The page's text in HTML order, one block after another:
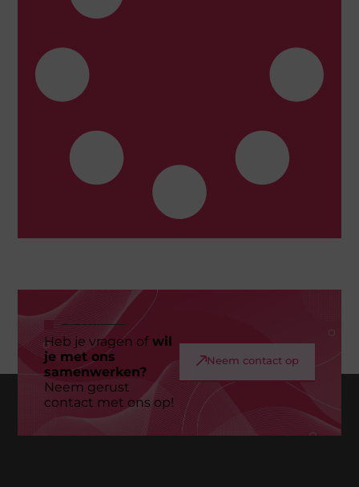
Heb je vragen ofwil
je met ons
samenwerken?
Neem gerust
contact met ons op!
Neem contact op